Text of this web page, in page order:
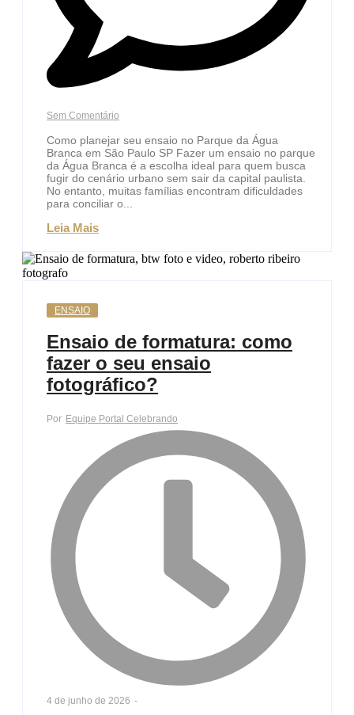
Sem Comentário
Como planejar seu ensaio no Parque da Água
Branca em São Paulo SP Fazer um ensaio no parque
da Água Branca é a escolha ideal para quem busca
fugir do cenário urbano sem sair da capital paulista.
No entanto, muitas famílias encontram dificuldades
para conciliar o...
Leia Mais
ENSAIO
Ensaio de formatura: como
fazer o seu ensaio
fotográfico?
Por Equipe Portal Celebrando
4 de junho de 2026 -